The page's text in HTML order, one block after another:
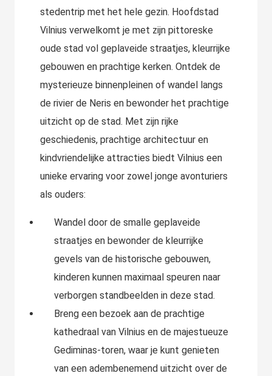
stedentrip met het hele gezin. Hoofdstad
Vilnius verwelkomt je met zijn pittoreske
oude stad vol geplaveide straatjes, kleurrijke
gebouwen en prachtige kerken. Ontdek de
mysterieuze binnenpleinen of wandel langs
de rivier de Neris en bewonder het prachtige
uitzicht op de stad. Met zijn rijke
geschiedenis, prachtige architectuur en
kindvriendelijke attracties biedt Vilnius een
unieke ervaring voor zowel jonge avonturiers
als ouders:
Wandel door de smalle geplaveide
straatjes en bewonder de kleurrijke
gevels van de historische gebouwen,
kinderen kunnen maximaal speuren naar
verborgen standbeelden in deze stad.
Breng een bezoek aan de prachtige
kathedraal van Vilnius en de majestueuze
Gediminas-toren, waar je kunt genieten
van een adembenemend uitzicht over de